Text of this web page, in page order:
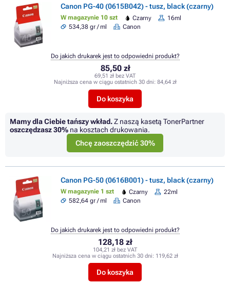
Canon PG-40 (0615B042) - tusz, black (czarny)
W magazynie 10 szt Czarny
16ml
534,38 gr / ml
Canon
85,50 zł
69,51 zł bez VAT
Najniższa cena w ciągu ostatnich 30 dni: 84,64 zł
Do koszyka
Do jakich drukarek jest to odpowiedni produkt?
Mamy dla Ciebie tańszy wkład.Z naszą kasetą TonerPartner
oszczędzasz30% na kosztach drukowania.
Chcę zaoszczędzić 30%
Canon PG-50 (0616B001) - tusz, black (czarny)
W magazynie 1 szt Czarny
22ml
582,64 gr / ml
Canon
128,18 zł
104,21 zł bez VAT
Najniższa cena w ciągu ostatnich 30 dni: 119,62 zł
Do koszyka
Do jakich drukarek jest to odpowiedni produkt?